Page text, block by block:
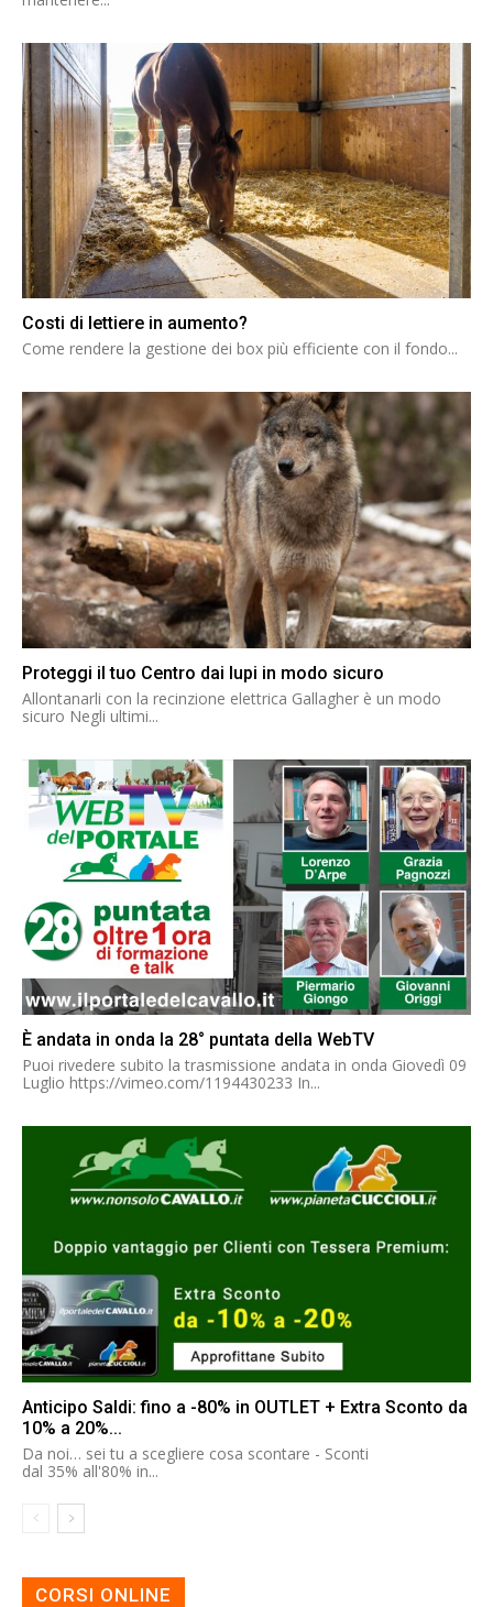
Costi di lettiere in aumento?
Come rendere la gestione dei box più efficiente con il fondo...
Proteggi il tuo Centro dai lupi in modo sicuro
Allontanarli con la recinzione elettrica Gallagher è un modo
sicuro Negli ultimi...
È andata in onda la 28° puntata della WebTV
Puoi rivedere subito la trasmissione andata in onda Giovedì 09
Luglio https://vimeo.com/1194430233 In...
Anticipo Saldi: fino a -80% in OUTLET + Extra Sconto da
10% a 20%...
Da noi… sei tu a scegliere cosa scontare - Sconti
dal 35% all'80% in...
CORSI ONLINE